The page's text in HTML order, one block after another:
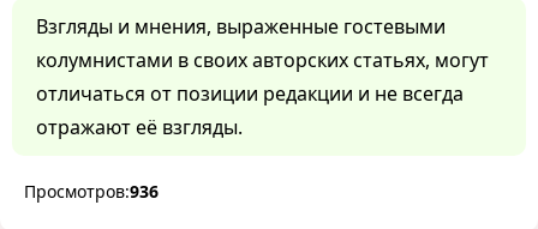
Взгляды и мнения, выраженные гостевыми
колумнистами в своих авторских статьях, могут
отличаться от позиции редакции и не всегда
отражают её взгляды.
Просмотров:936